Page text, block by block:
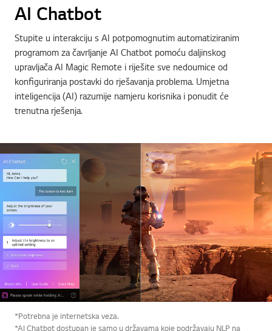
AI Chatbot
Stupite u interakciju s AI potpomognutim automatiziranim
programom za čavrljanje AI Chatbot pomoću daljinskog
upravljača AI Magic Remote i riješite sve nedoumice od
konfiguriranja postavki do rješavanja problema. Umjetna
inteligencija (AI) razumije namjeru korisnika i ponudit će
trenutna rješenja.
*Potrebna je internetska veza.
*AI Chatbot dostupan je samo u državama koje podržavaju NLP na